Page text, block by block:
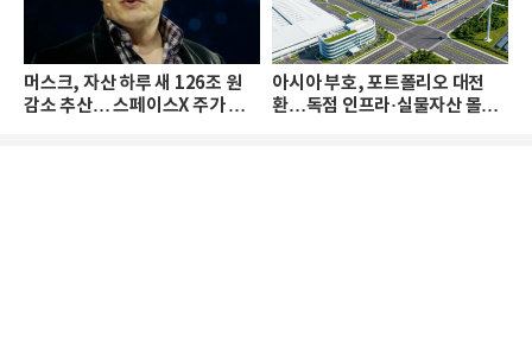
머스크, 자산 하루 새 126조 원
감소 추산… 스페이스X 주가 하
아시아 부호, 포트폴리오 대전
환…독점 인프라·실물자산 몰린